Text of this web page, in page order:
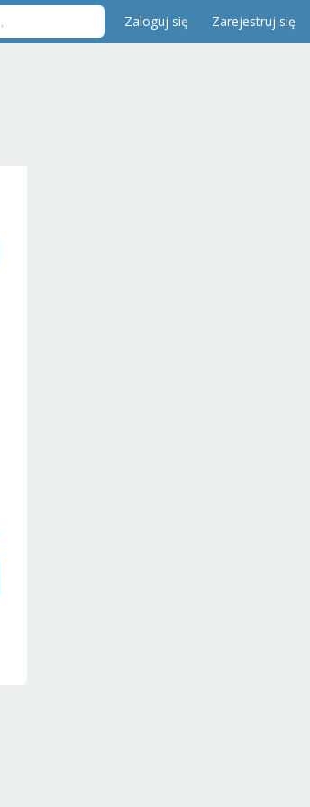
Zaloguj się Zarejestruj się